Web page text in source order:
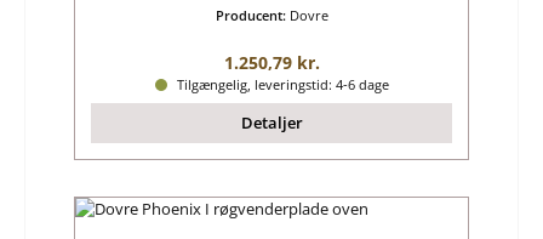
Producent: Dovre
Almindelig pris:
1.250,79 kr.
Tilgængelig, leveringstid: 4-6 dage
Detaljer